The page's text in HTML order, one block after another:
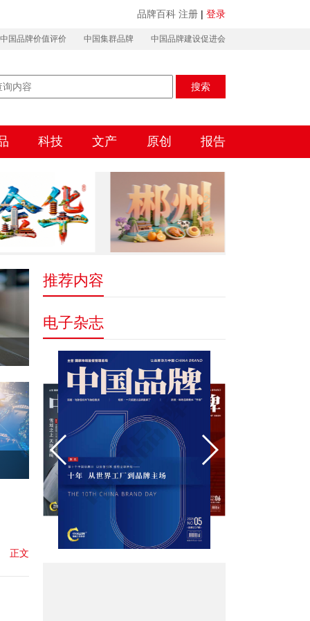
品牌百科 注册 | 登录
中国品牌价值评价 中国集群品牌 中国品牌建设促进会
搜索
科技 文产 原创 报告
正文
推荐内容
电子杂志